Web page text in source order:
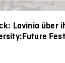
Lavinia über